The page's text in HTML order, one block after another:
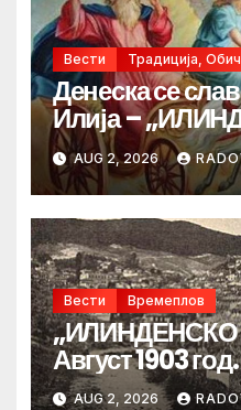
Вести Традиција,
Денеска се
Илија –
AUG 2, 2026
Вести Времеплов
„ИЛИНДЕНСКО
Август 1903 год.
AUG 2, 2026